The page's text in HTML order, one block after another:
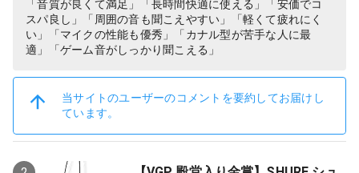
「音質が良くて満足」「長時間快適に使える」「安価でコ
スパ良し」「周囲の音も聞こえやすい」「軽くて疲れにく
い」「マイクの性能も優秀」「カナル型が苦手な人に最
適」「ゲーム音がしっかり聞こえる」
当サイトのユーザーのコメントを要約してお届けし
ています。